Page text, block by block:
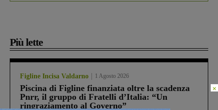
Più lette
Figline Incisa Valdarno 1 Agosto 2026
Piscina di Figline finanziata oltre la scadenza
Pnrr, il gruppo di Fratelli d’Italia: “Un
ringraziamento al Governo”
×